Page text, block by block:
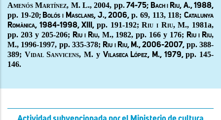
Amenós Martínez, M. L., 2004, pp. 74-75; Bach i Riu, A., 1988,
pp. 19-20; Bolós i Masclans, J., 2006,p. 69, 113, 118;Catalunya
Romànica, 1984-1998, XIII, pp. 191-192;Riu i Riu, M., 1981a,
pp. 203 y 205-206; Riu i Riu, M., 1982, pp. 166 y 176; Riu i Riu,
M., 1996-1997, pp. 335-378; Riu i Riu, M., 2006-2007, pp. 388-
389; Vidal Sanvicens, M. y Vilaseca López, M., 1979,pp. 145-
146.